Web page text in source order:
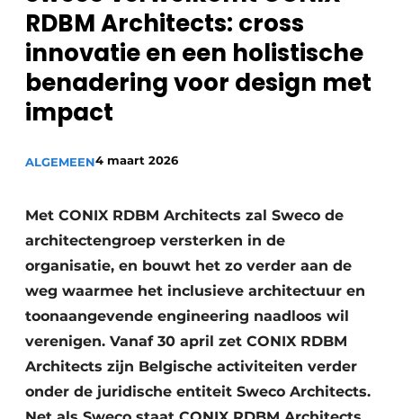
Vacature aanmelden
Vacatures
Video’s
Aanmelden
Akoestiek
Beton & Staalbouw
Brandveiligheid
BIM
Evenementen
Dak & Gevel
Houtbouw
HVAC
Interieurarchitectuur
Keukens
RDBM Architects: cross
innovatie en een holistische
benadering voor design met
impact
ALGEMEEN4 maart 2026
Met CONIX RDBM Architects zal Sweco de
architectengroep versterken in de
organisatie, en bouwt het zo verder aan de
weg waarmee het inclusieve architectuur en
toonaangevende engineering naadloos wil
verenigen. Vanaf 30 april zet CONIX RDBM
Architects zijn Belgische activiteiten verder
onder de juridische entiteit Sweco Architects.